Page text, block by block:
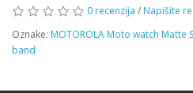
0 recenzija / Napišite
Oznake: MOTOROLA Moto watch Matte
band